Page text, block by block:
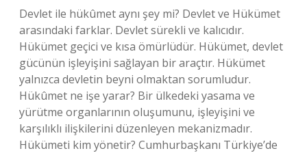
Devlet ile hükûmet aynı şey mi? Devlet ve Hükümet
arasındaki farklar. Devlet sürekli ve kalıcıdır.
Hükümet geçici ve kısa ömürlüdür. Hükümet, devlet
gücünün işleyişini sağlayan bir araçtır. Hükümet
yalnızca devletin beyni olmaktan sorumludur.
Hükûmet ne işe yarar? Bir ülkedeki yasama ve
yürütme organlarının oluşumunu, işleyişini ve
karşılıklı ilişkilerini düzenleyen mekanizmadır.
Hükümeti kim yönetir? Cumhurbaşkanı Türkiye’de